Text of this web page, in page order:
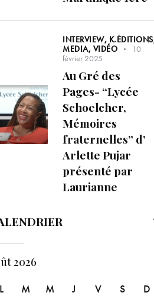
INTERVIEW,
MEDIA, VIDÉO
10
février 2025
Au Gré des
Pages- “Lycée
Schoelcher,
Mémoires
fraternelles” d’
Arlette Pujar
présenté par
Laurianne
2026
L M M J V S
D